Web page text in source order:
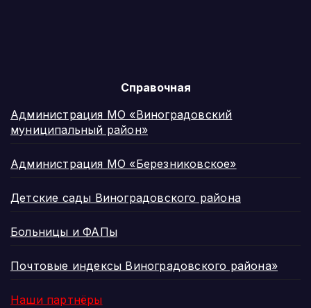
Справочная
Администрация МО «Виноградовский
муниципальный район»
Администрация МО «Березниковское»
Детские сады Виноградовского района
Больницы и ФАПы
Почтовые индексы Виноградовского района»
Наши партнёры